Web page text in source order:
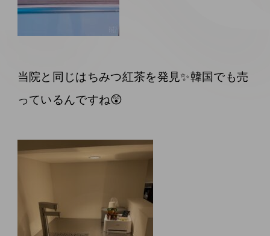
当院と同じはちみつ紅茶を発見✨韓国でも売
っているんですね😲